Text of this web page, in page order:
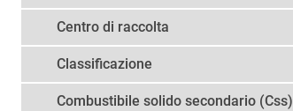
Centro di raccolta
Classificazione
Combustibile solido secondario (Css)